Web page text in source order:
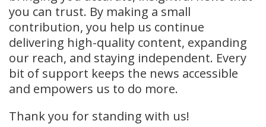
you can trust. By making a small
contribution, you help us continue
delivering high-quality content, expanding
our reach, and staying independent. Every
bit of support keeps the news accessible
and empowers us to do more.
Thank you for standing with us!